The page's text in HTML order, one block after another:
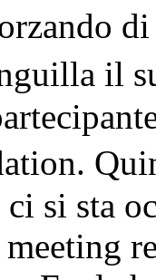
il
si sta
meeting